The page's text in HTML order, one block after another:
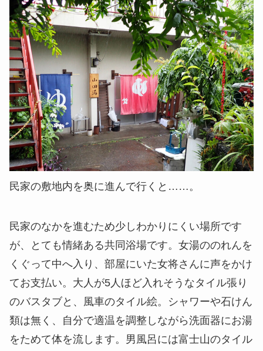
民家の敷地内を奥に進んで行くと……。
民家のなかを進むため少しわかりにくい場所です
が、とても情緒ある共同浴場です。女湯ののれんを
くぐって中へ入り、部屋にいた女将さんに声をかけ
てお支払い。大人が5人ほど入れそうなタイル張り
のバスタブと、風車のタイル絵。シャワーや石けん
類は無く、自分で適温を調整しながら洗面器にお湯
をためて体を流します。男風呂には富士山のタイル